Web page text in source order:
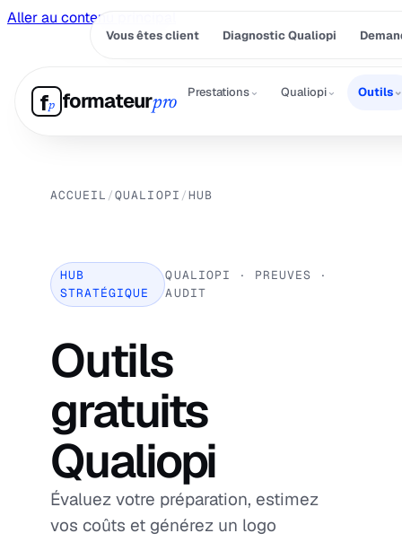
Aller au contenu principal
Vous êtes client Diagnostic Qualiopi
fp formateurpro
Prestations⌄ Qualiopi⌄ Outils⌄
ACCUEIL /QUALIOPI /HUB
HUB
STRATÉGIQUE
QUALIOPI · PREUVES ·
AUDIT
Outils
gratuits
Qualiopi
Évaluez votre préparation, estimez
vos coûts et générez un logo